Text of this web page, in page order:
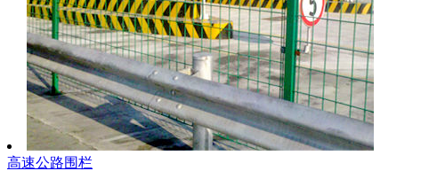
高速公路围栏